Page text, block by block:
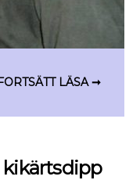
kikärtsdipp